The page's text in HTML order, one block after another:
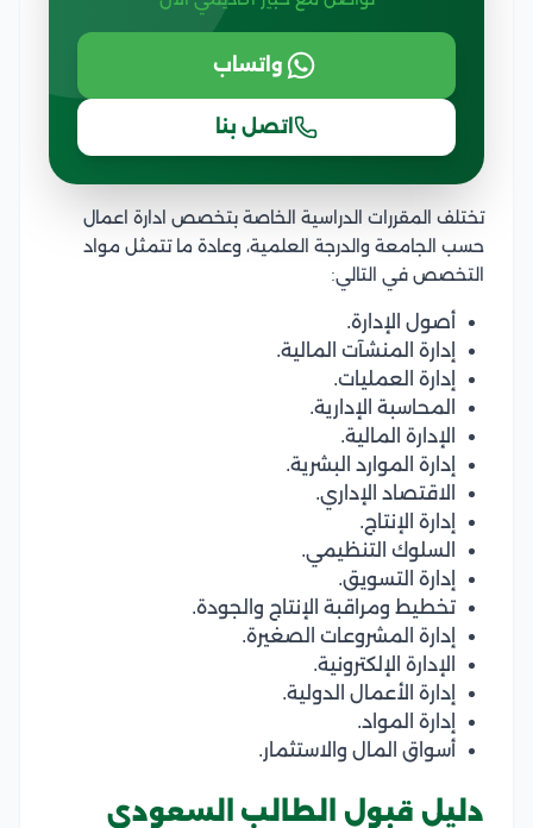
واتساب
اتصل بنا
تختلف المقررات الدراسية الخاصة بتخصص ادارة اعمال
حسب الجامعة والدرجة العلمية، وعادة ما تتمثل مواد
التخصص في التالي:
أصول الإدارة.
إدارة المنشآت المالية.
إدارة العمليات.
المحاسبة الإدارية.
الإدارة المالية.
إدارة الموارد البشرية.
الاقتصاد الإداري.
إدارة الإنتاج.
السلوك التنظيمي.
إدارة التسويق.
تخطيط ومراقبة الإنتاج والجودة.
إدارة المشروعات الصغيرة.
الإدارة الإلكترونية.
إدارة الأعمال الدولية.
إدارة المواد.
أسواق المال والاستثمار.
دليل قبول الطالب السعودي